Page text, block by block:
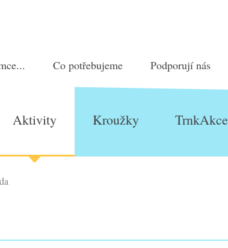
Co potřebujeme Podporují nás
Aktivity Kroužky TrnkAkce